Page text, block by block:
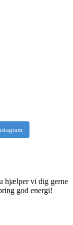
hjælper vi dig gerne
god energi!